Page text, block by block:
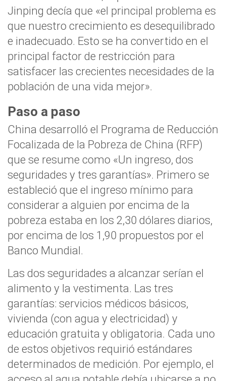
Jinping decía que «el principal problema es
que nuestro crecimiento es desequilibrado
e inadecuado. Esto se ha convertido en el
principal factor de restricción para
satisfacer las crecientes necesidades de la
población de una vida mejor».
Paso a paso
China desarrolló el Programa de Reducción
Focalizada de la Pobreza de China (RFP)
que se resume como «Un ingreso, dos
seguridades y tres garantías». Primero se
estableció que el ingreso mínimo para
considerar a alguien por encima de la
pobreza estaba en los 2,30 dólares diarios,
por encima de los 1,90 propuestos por el
Banco Mundial.
Las dos seguridades a alcanzar serían el
alimento y la vestimenta. Las tres
garantías: servicios médicos básicos,
vivienda (con agua y electricidad) y
educación gratuita y obligatoria. Cada uno
de estos objetivos requirió estándares
determinados de medición. Por ejemplo, el